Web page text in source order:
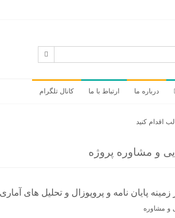
درباره ما ارتباط با ما کانال تلگرام
اقدام کنید
و مشاوره پروژه
پایان نامه و پروپوزال و تحلیل های
و مشاوره